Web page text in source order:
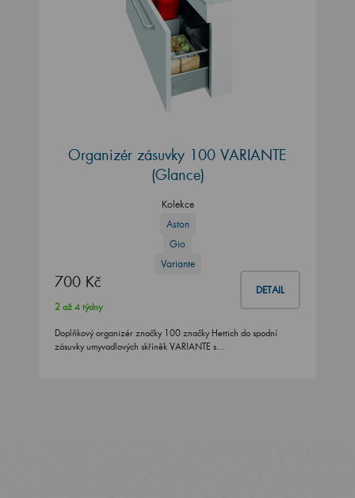
Organizér zásuvky 100 VARIANTE
(Glance)
Kolekce
Aston
Gio
Variante
700 Kč DETAIL
2 až 4 týdny
Doplňkový organizér značky 100 značky Hettich do spodní
zásuvky umyvadlových skříněk VARIANTE s…